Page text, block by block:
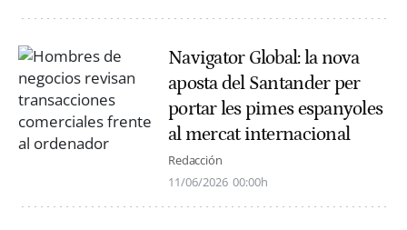
Navigator Global: la nova
aposta del Santander per
portar les pimes espanyoles
al mercat internacional
Redacción
11/06/2026 00:00h